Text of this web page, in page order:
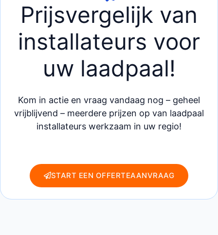
Prijsvergelijk van
installateurs voor
uw laadpaal!
Kom in actie en vraag vandaag nog – geheel
vrijblijvend – meerdere prijzen op van laadpaal
installateurs werkzaam in uw regio!
START EEN OFFERTEAANVRAAG